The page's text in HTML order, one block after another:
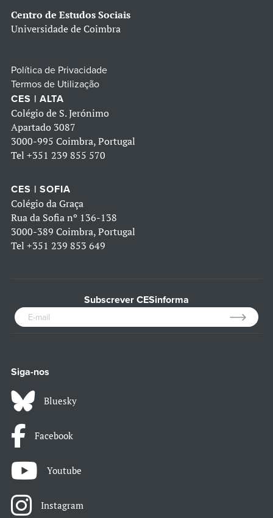
Centro de Estudos Sociais
Universidade de Coimbra
Política de Privacidade
Termos de Utilização
CES | ALTA
Colégio de S. Jerónimo
Apartado 3087
3000-995 Coimbra, Portugal
Tel +351 239 855 570
CES | SOFIA
Colégio da Graça
Rua da Sofia nº 136-138
3000-389 Coimbra, Portugal
Tel +351 239 853 649
Subscrever CESinforma
Siga-nos
Bluesky
Facebook
Youtube
Instagram